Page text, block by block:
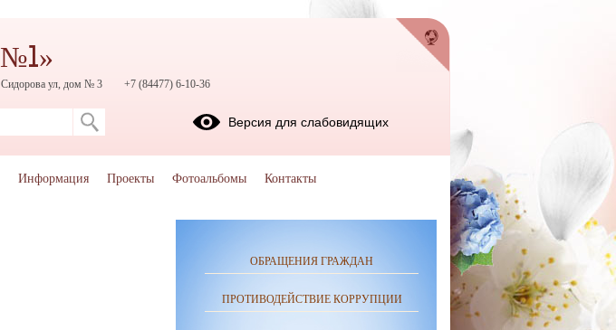
ОБРАЩЕНИЯ ГРАЖДАН
ПРОТИВОДЕЙСТВИЕ КОРРУПЦИИ
№1»
Сидорова ул, дом № 3 +7 (84477) 6-10-36
Версия для слабовидящих
Информация Проекты Фотоальбомы Контакты